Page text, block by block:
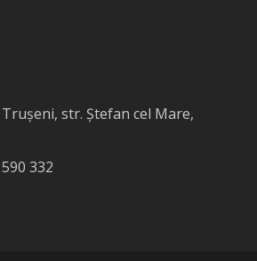
Truşeni, str. Ștefan cel Mare,
332